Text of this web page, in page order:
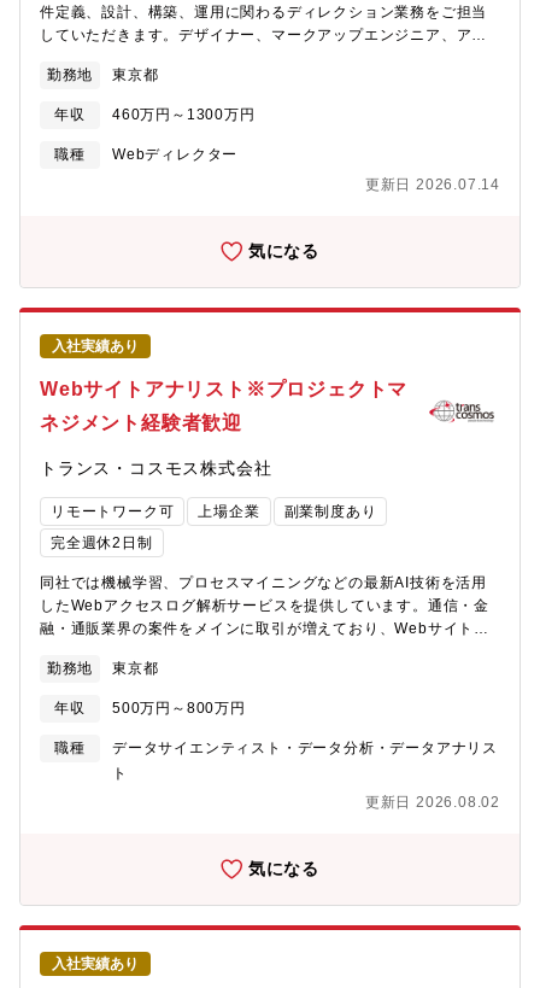
ただく可能性もあります。【魅力ポイント】■生活に不可欠な「お
金に関する知識」をお客さまに分かりやすく伝え、お金の不安を
ことができます。■オウンドメディアのコンセプト設計やマーケテ
きます。■自身が企画・制作したコンテンツの効果検証も自身で実
施いただくので、作って終わりではなく、よりよいコンテンツの
れることで、ご自身の金融リテラシーがアップします。【カスタ
MUFGの「LTV×基盤」の拡大・ES向上・リテールデジタル事業本
部におけるCXカルチャー改革【カスタマーエクスペリエンス・デ
ザイン室の組織戦略】・事業部業務に伴走し、デザインの上流か
ら入っていくことで信頼と浸透を図る・ユーザーの態度変容影響
が高い/接点が多い3チャネルを中心に主要案件にかかわる・デザ
インの影響力を最大化するための仕組み（DesignOps）を早期に
構築し、運用を実施【異業界からのキャリアチェンジに関する同
部署中途採用者の記事】
https://www.mysite.bk.mufg.jp/career/circle/article14/
件定義、設計、構築、運用に関わるディレクション業務をご担当
していただきます。デザイナー、マークアップエンジニア、アプ
トロールしながらプロジェクトを管理・遂行していただきます。
【採用背景】需要拡大に伴う増員。IT利活用継続で各サービス売
上堅調で同社ではFY22で売上昨対比＋11.7%、営業利益＋15.6%
とコロナ禍一服後も高需要継続で売上成長率加速しております。
ツ企画、提案■Webエンジニアコントロール■採算コントロール★
（40代）-メンバー2名（30代）（全員中途社員なので、中途の方
でも安心してジョインいただけます！）【魅力】■自社インフラ基
盤×100種類を超える自社サービス日本で初めてインターネットサ
ービスを展開した同社は、国内最大規模のネットワーク基盤を独
自構築しており、自社の基盤に幅広い自社サービスを展開してお
ります。そのため、専門性も身に着けながら、同時にインフラか
らアプリ領域まで幅広い技術を身に着けられる環境です■15,000
社を超える取引実績。数億以上の大規模案件に特化プライム案件
比率は100％で、各業界のトップ10企業に対する浸透率は80%を
携わることが可能です。■最先端技術を独自に展開クラウド・AI・
IoT・モバイルといった最先端のIT技術を自社で展開しており、新
技術やトレンドの技術を身に着けたい、自身で生み出したいとい
う方にはおススメの環境です■経営基盤が極めて安定単発売上のみ
に依存せず、事業拡大と共にストック売上（継続的なサービス提
供）の比率が8割以上あります。また、昨対で純利益142％増とコ
ロナ渦で同社のITサービスは高い評価をされています■フレキシブ
ルな働き方＆キャリア「自己実現する職場の提供」という理念の
ワーク #フレックスタイム勤務 #社内公募
勤務地 東京都
年収 460万円～1300万円
職種
Webディレクター
更新日 2026.07.14
気になる
入社実績あり
Webサイトアナリスト※プロジェクトマ
ネジメント経験者歓迎
トランス・コスモス株式会社
リモートワーク可 上場企業
副業制度あり
完全週休2日制
同社では機械学習、プロセスマイニングなどの最新AI技術を活用
したWebアクセスログ解析サービスを提供しています。通信・金
融・通販業界の案件をメインに取引が増えており、Webサイトア
の成果を創出するためにサイト改善の提案と効果測定まで行うプ
ロジェクトのマネジメントとしてキャリアアップいただきます。
【具体的な業務内容】■Webアクセスログを対象とした機械学習分
析、プロセスマイニング分析■お客様向け報告書の作成、報告■分
析から抽出された課題に対してのサイト改善提案■サイト改善後の
業界のWebアクセスログを分析することができ、幅広い課題に対
ロセスマイニングAIの活用ノウハウを習得できます。■自身が行っ
た分析が実際にお客様の成果に繋がったのか測定することができ
ます。■機械学習、プロセスマイニングの分析スキル■報告書作成
でのレポーティングスキル■お客様へのプレゼンスキル■サイト改
善提案スキル■プロジェクトマネジメントスキル【業務環境】■就
業場所：東京都池袋・基本はリモートワークでの就業（社員の9割
勤務地 東京都
年収 500万円～800万円
職種
データサイエンティスト・データ分析・データアナリス
ト
更新日 2026.08.02
気になる
入社実績あり